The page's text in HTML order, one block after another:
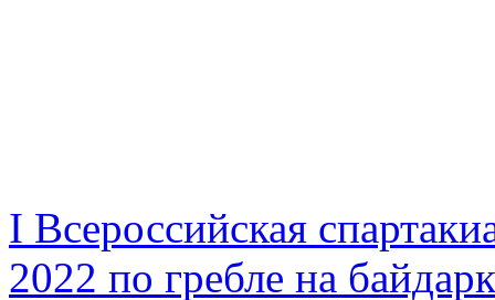
I Всероссийская
2022 по гребле на